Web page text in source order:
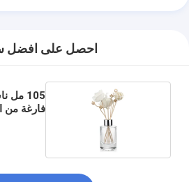
احصل على افضل
105
فارغة من